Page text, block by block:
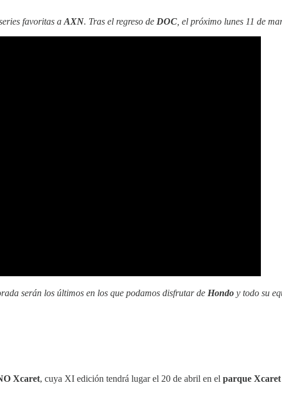
favoritas a AXN. Tras el regreso de DOC , el próximo lunes 11 de
serán los últimos en los que podamos disfrutar de Hondo y todo su
Xcaret, cuya XI edición tendrá lugar el 20 de abril en el parque